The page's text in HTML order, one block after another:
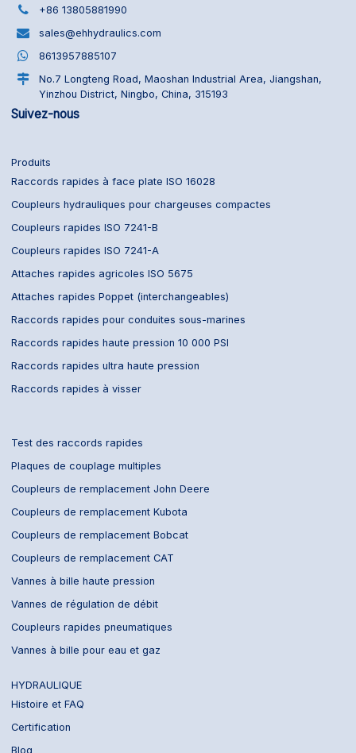
+86 13805881990
sales@ehhydraulics.com
8613957885107
No.7 Longteng Road, Maoshan Industrial Area, Jiangshan,
Yinzhou District, Ningbo, China, 315193
Suivez-nous
Produits
Raccords rapides à face plate ISO 16028
Coupleurs hydrauliques pour chargeuses compactes
Coupleurs rapides ISO 7241-B
Coupleurs rapides ISO 7241-A
Attaches rapides agricoles ISO 5675
Attaches rapides Poppet (interchangeables)
Raccords rapides pour conduites sous-marines
Raccords rapides haute pression 10 000 PSI
Raccords rapides ultra haute pression
Raccords rapides à visser
Test des raccords rapides
Plaques de couplage multiples
Coupleurs de remplacement John Deere
Coupleurs de remplacement Kubota
Coupleurs de remplacement Bobcat
Coupleurs de remplacement CAT
Vannes à bille haute pression
Vannes de régulation de débit
Coupleurs rapides pneumatiques
Vannes à bille pour eau et gaz
HYDRAULIQUE
Histoire et FAQ
Certification
Blog